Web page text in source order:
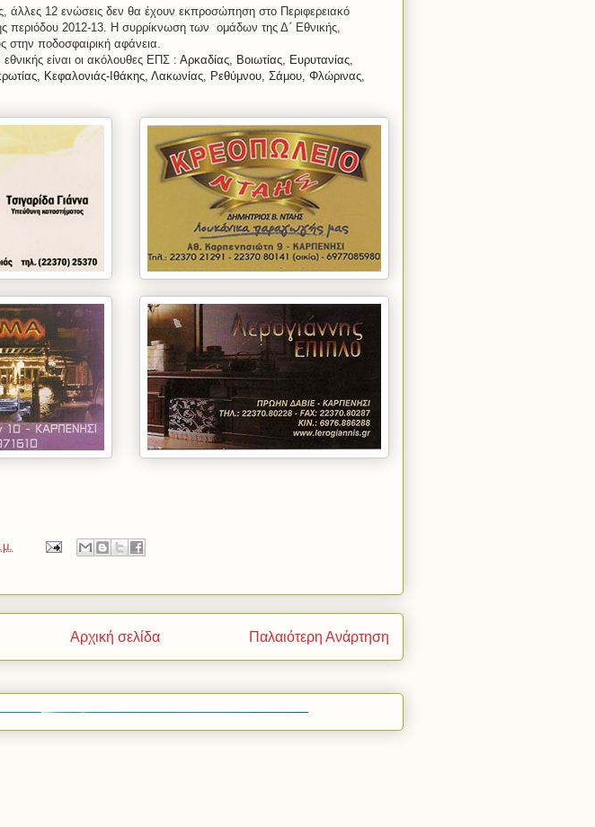
άλλες 12 ενώσεις δεν θα έχουν εκπροσώπηση στο Περιφερειακό
περιόδου 2012-13. Η συρρίκνωση των ομάδων της Δ΄ Εθνικής,
στην ποδοσφαιρική αφάνεια.
είναι οι ακόλουθες ΕΠΣ : Αρκαδίας, Βοιωτίας, Ευρυτανίας,
Κεφαλονιάς-Ιθάκης, Λακωνίας, Ρεθύμνου, Σάμου, Φλώρινας,
Παλαιότερη Ανάρτηση
Αρχική σελίδα